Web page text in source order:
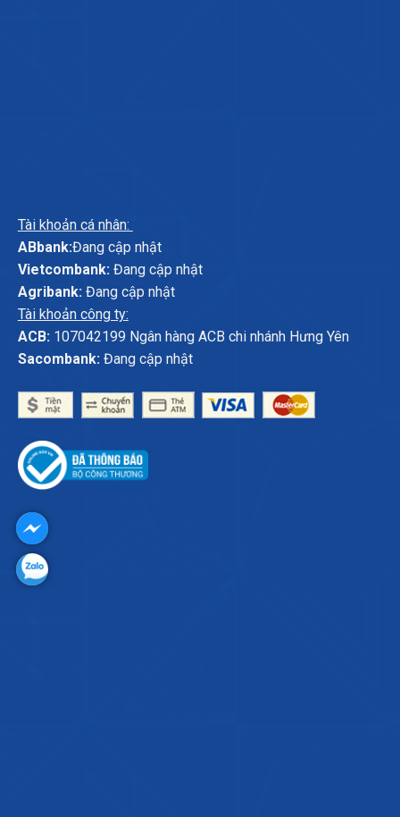
Tài khoản cá nhân:
ABbank:Đang cập nhật
Vietcombank:Đang cập nhật
Agribank:Đang cập nhật
Tài khoản công ty:
ACB:107042199 Ngân hàng ACB chi nhánh Hưng Yên
Sacombank:Đang cập nhật